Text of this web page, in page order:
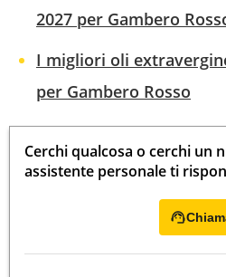
2027 per Gambero
I migliori oli
per Gambero Rosso
Cerchi qualcosa o cerchi un
assistente personale ti